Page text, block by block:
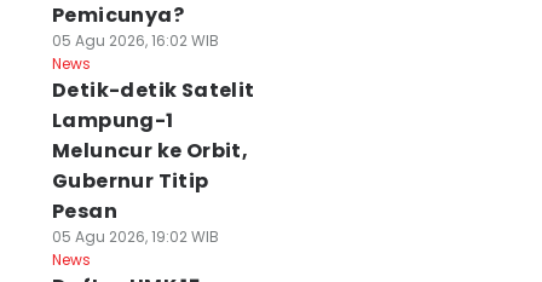
Pemicunya?
05 Agu 2026, 16:02 WIB
News
Detik-detik Satelit
Lampung-1
Meluncur ke Orbit,
Gubernur Titip
Pesan
05 Agu 2026, 19:02 WIB
News